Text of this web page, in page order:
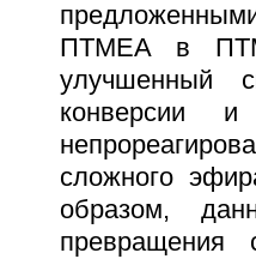
ПТМЕА в
улучшенный
конверсии
сложного
образом,
превращения